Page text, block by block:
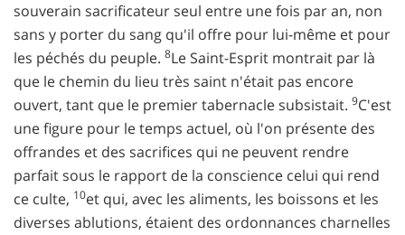
souverain sacrificateur seul entre une fois par an, non
sans y porter du sang qu'il offre pour lui-même et pour
les péchés du peuple. 8Le Saint-Esprit montrait par là
que le chemin du lieu très saint n'était pas encore
ouvert, tant que le premier tabernacle subsistait. 9C'est
une figure pour le temps actuel, où l'on présente des
offrandes et des sacrifices qui ne peuvent rendre
parfait sous le rapport de la conscience celui qui rend
ce culte, 10et qui, avec les aliments, les boissons et les
diverses ablutions, étaient des ordonnances charnelles